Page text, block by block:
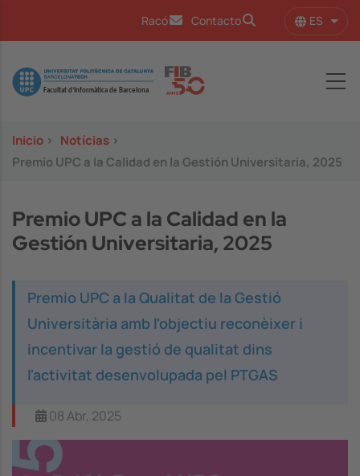
Racó Contacto ES
Image
Inicio > Notícias >
Premio UPC a la Calidad en la Gestión Universitaria, 2025
Premio UPC a la Calidad en la
Gestión Universitaria, 2025
Premio UPC a la Qualitat de la Gestió
Universitària amb l'objectiu reconèixer i
incentivar la gestió de qualitat dins
l'activitat desenvolupada pel PTGAS
08 Abr, 2025
Image